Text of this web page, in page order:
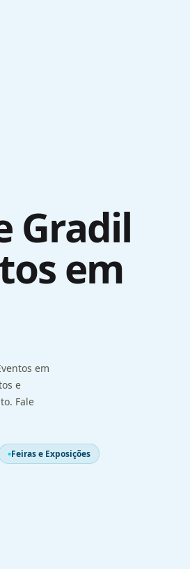
Gradil
em
em
e
Fale
Feiras e Exposições